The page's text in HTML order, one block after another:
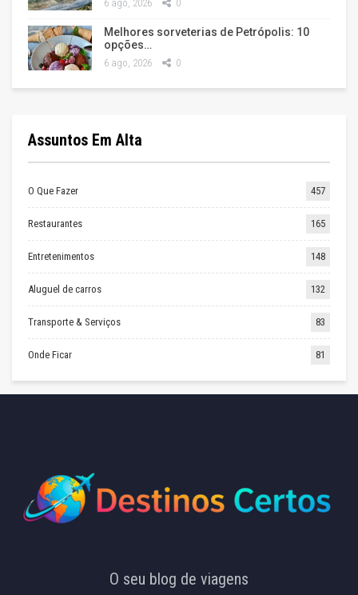
6 ago, 2026 0
Melhores sorveterias de Petrópolis: 10
opções…
6 ago, 2026 0
Assuntos Em Alta
O Que Fazer 457
Restaurantes 165
Entretenimentos 148
Aluguel de carros 132
Transporte & Serviços 83
Onde Ficar 81
O seu blog de viagens